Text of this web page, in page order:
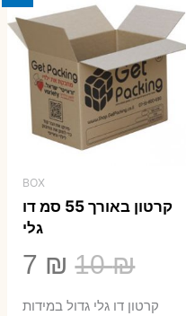
BOX
קרטון באורך 55 סמ דו
גלי
10₪
7 ₪
קרטון דו גלי גדול במידות